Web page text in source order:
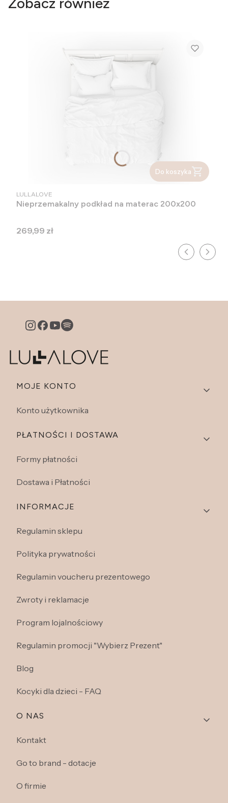
Do koszyka
PRODUCENT
LULLALOVE
Nieprzemakalny podkład na materac 200x200
Cena
269,99 zł
Linki w stopce
MOJE KONTO
Konto użytkownika
PŁATNOŚCI I DOSTAWA
Formy płatności
Dostawa i Płatności
INFORMACJE
Regulamin sklepu
Polityka prywatności
Regulamin voucheru prezentowego
Zwroty i reklamacje
Program lojalnościowy
Regulamin promocji "Wybierz Prezent"
Blog
Kocyki dla dzieci - FAQ
O NAS
Kontakt
Go to brand - dotacje
O firmie